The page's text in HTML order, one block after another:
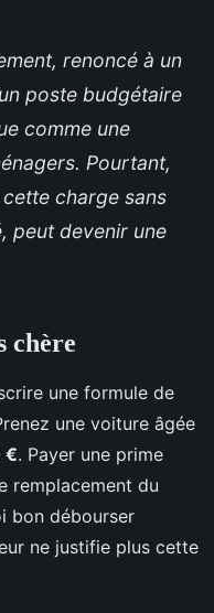
renoncé à un
poste budgétaire
comme une
Pourtant,
charge sans
peut devenir une
chère
une formule de
une voiture âgée
€. Payer une prime
remplacement du
bon débourser
ne justifie plus cette